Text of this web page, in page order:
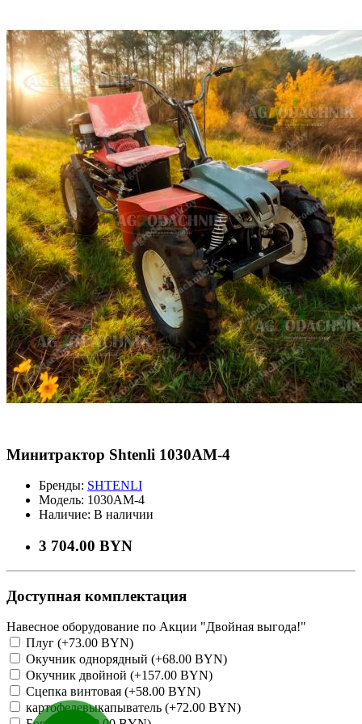
Минитрактор Shtenli 1030AM-4
Бренды: SHTENLI
Модель: 1030AM-4
Наличие: В наличии
3 704.00 BYN
Доступная комплектация
Навесное оборудование по Акции "Двойная выгода!"
Плуг (+73.00 BYN)
Окучник однорядный (+68.00 BYN)
Окучник двойной (+157.00 BYN)
Сцепка винтовая (+58.00 BYN)
картофелевыкапыватель (+72.00 BYN)